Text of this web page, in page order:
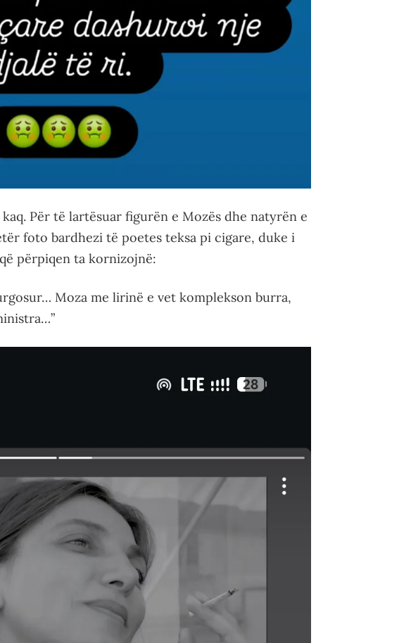
Për të lartësuar figurën e Mozës dhe natyrën e
foto bardhezi të poetes teksa pi cigare, duke i
përpiqen ta kornizojnë:
Moza me lirinë e vet komplekson burra,